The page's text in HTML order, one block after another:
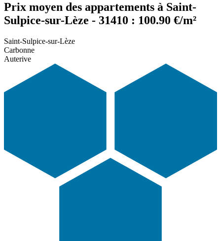
Prix moyen des appartements à Saint-
Sulpice-sur-Lèze - 31410 : 100.90 €/m²
Saint-Sulpice-sur-Lèze
Carbonne
Auterive